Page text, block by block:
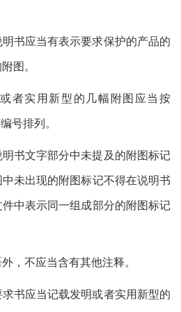
书应当有表示要求保护的产品的
图。
者实用新型的几幅附图应当按
号排列。
书文字部分中未提及的附图标记
未出现的附图标记不得在说明书
中表示同一组成部分的附图标记
，不应当含有其他注释。
书应当记载发明或者实用新型的